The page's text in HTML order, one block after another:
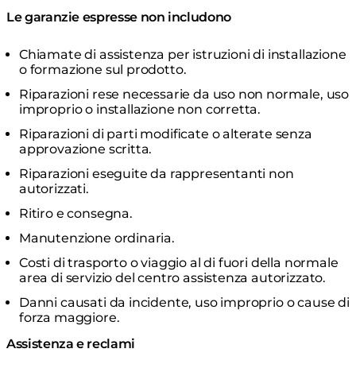
Le garanzie espresse non includono
Chiamate di assistenza per istruzioni di installazione
o formazione sul prodotto.
Riparazioni rese necessarie da uso non normale, uso
improprio o installazione non corretta.
Riparazioni di parti modificate o alterate senza
approvazione scritta.
Riparazioni eseguite da rappresentanti non
autorizzati.
Ritiro e consegna.
Manutenzione ordinaria.
Costi di trasporto o viaggio al di fuori della normale
area di servizio del centro assistenza autorizzato.
Danni causati da incidente, uso improprio o cause di
forza maggiore.
Assistenza e reclami